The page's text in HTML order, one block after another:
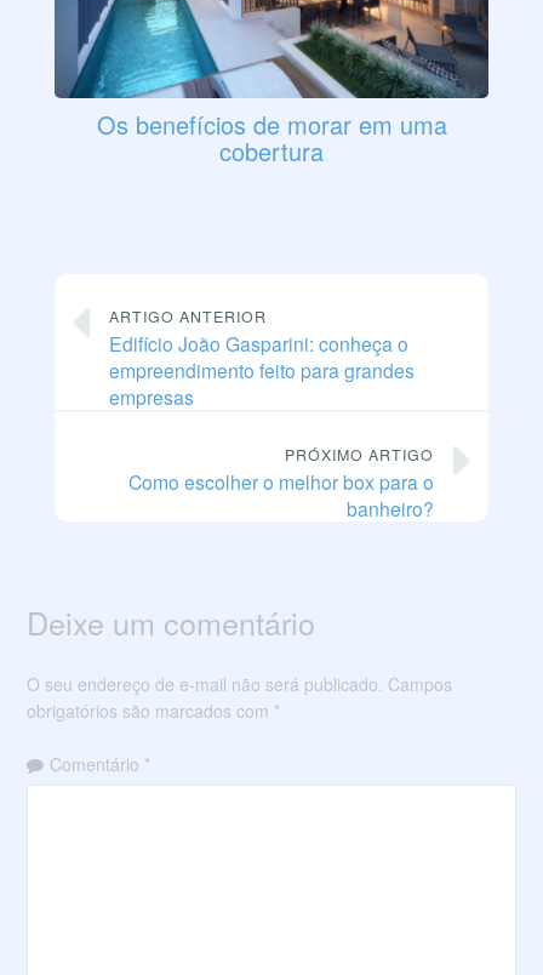
Os benefícios de morar em uma
cobertura
ARTIGO ANTERIOR
Edifício João Gasparini: conheça o
empreendimento feito para grandes
empresas
PRÓXIMO ARTIGO
Como escolher o melhor box para o
banheiro?
Deixe um comentário
O seu endereço de e-mail não será publicado. Campos
obrigatórios são marcados com *
Comentário *